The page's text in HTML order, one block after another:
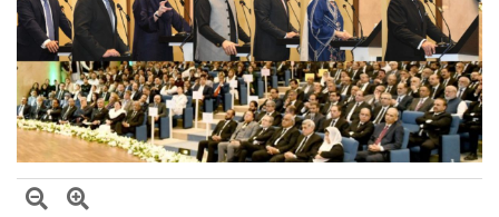
وزیراعظم شہباز شریف کا وفاقی وزارتوں اور ڈویژنز کی کارکردگی کا جامع جائزہ لینے کا
فیصلہ
بلاول بھٹو کا آزاد کشمیر انتخابات پر دھاندلی کا الزام، ن لیگ پر سخت تنقید